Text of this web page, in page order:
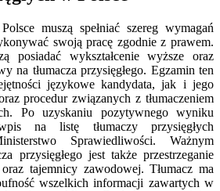
muszą spełniać szereg wymagań
swoją pracę zgodnie z prawem.
posiadać wykształcenie wyższe oraz
na tłumacza przysięgłego. Egzamin ten
językowe kandydata, jak i jego
procedur związanych z tłumaczeniem
Po uzyskaniu pozytywnego wyniku
na listę tłumaczy przysięgłych
Sprawiedliwości. Ważnym
przysięgłego jest także przestrzeganie
tajemnicy zawodowej. Tłumacz ma
wszelkich informacji zawartych w